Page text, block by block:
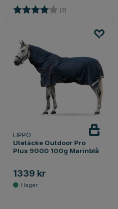
Betyg: (7)
LIPPO
Utetäcke Outdoor Pro
Plus 900D 100g Marinblå
1339 kr